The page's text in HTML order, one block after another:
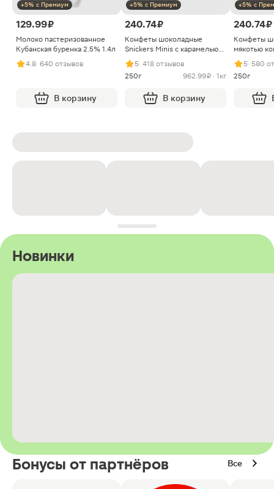
+5% с Премиум
129.99 ₽
Молоко пастеризованное
Кубанская буренка 2.5% 1.4л
4.8· 640 отзывов
В корзину
+5% с Премиум
240.74 ₽
Конфеты шоколадные
Snickers Minis с карамелью
арахисом и нугой
5· 418 отзывов
250г
962.99 ₽ · 1кг
В корзину
+5% с
240.74 ₽
Конфеты
мякотью
5· 580
250г
Новинки
Бонусы от партнёров Все